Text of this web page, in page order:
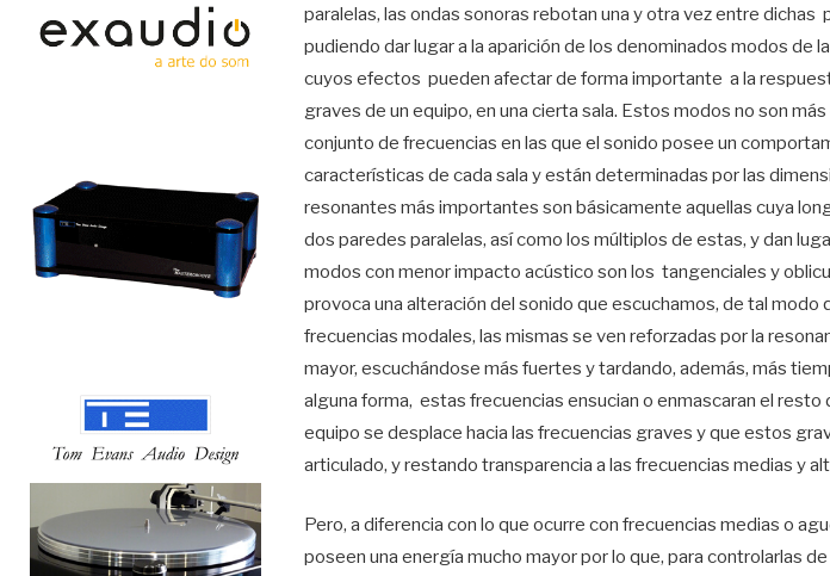
paralelas, las ondas sonoras rebotan una y otra vez entre dichas
pudiendo dar lugar a la aparición de los denominados modos de
cuyos efectos pueden afectar de forma importante a la
graves de un equipo, en una cierta sala. Estos modos no son más
conjunto de frecuencias en las que el sonido posee un
características de cada sala y están determinadas por las
resonantes más importantes son básicamente aquellas cuya
dos paredes paralelas, así como los múltiplos de estas, y dan
modos con menor impacto acústico son los tangenciales y
provoca una alteración del sonido que escuchamos, de tal modo
frecuencias modales, las mismas se ven reforzadas por la
mayor, escuchándose más fuertes y tardando, además, más
alguna forma, estas frecuencias ensucian o enmascaran el
equipo se desplace hacia las frecuencias graves y que estos
articulado, y restando transparencia a las frecuencias medias y
Pero, a diferencia con lo que ocurre con frecuencias medias o
poseen una energía mucho mayor por lo que, para controlarlas